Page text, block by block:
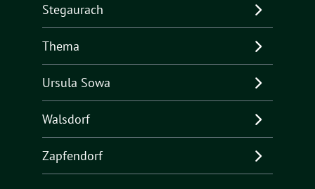
Stegaurach
Thema
Ursula Sowa
Walsdorf
Zapfendorf